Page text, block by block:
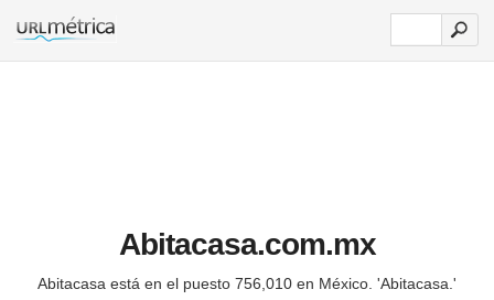
Abitacasa.com.mx
Abitacasa está en el puesto 756,010 en México. 'Abitacasa.'